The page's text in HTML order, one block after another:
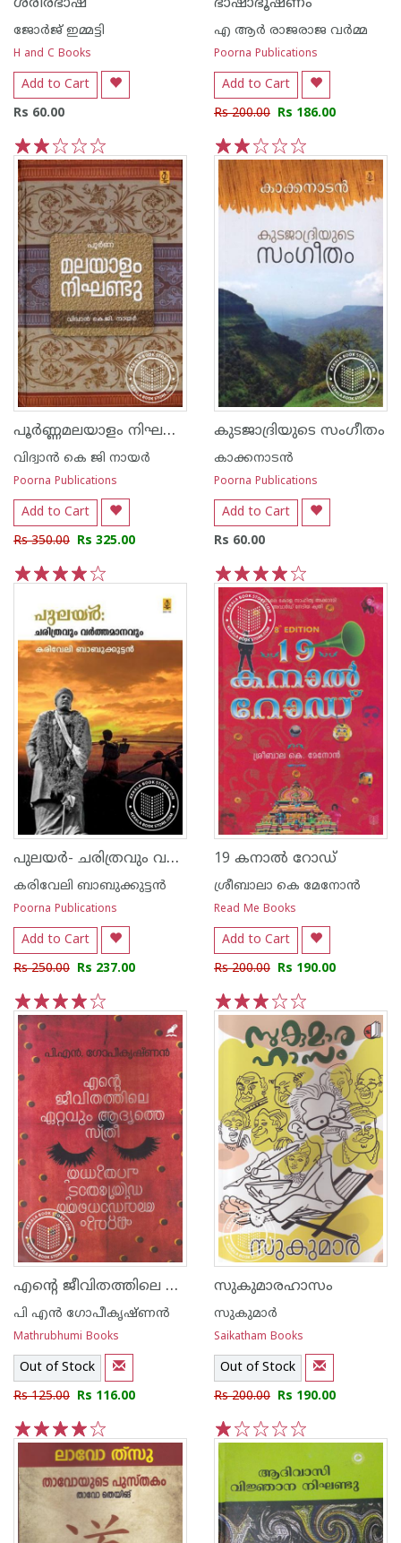
ശരീരഭാഷ
ജോര്‍ജ് ഇമ്മട്ടി
H and C Books
Add to Cart
Rs 60.00
5
4
3
2
1
ഭാഷാഭൂഷണം
എ ആര്‍ രാജരാജ വര്‍മ്മ
Poorna Publications
Add to Cart
Rs 200.00 Rs 186.00
5
4
3
2
1
പൂര്‍ണ്ണമലയാളം നിഘണ്ടു
വിദ്വാ‌ന്‍ കെ ജി നായര്‍
Poorna Publications
Add to Cart
Rs 350.00 Rs 325.00
കുടജാദ്രിയുടെ സംഗീതം
കാക്കനാടന്‍
Poorna Publications
Add to Cart
Rs 60.00
5
4
3
2
1
പുലയര്‍- ചരിത്രവും വര്‍ത്തമാനവും
കരിവേലി ബാബുക്കുട്ടന്‍
Poorna Publications
Add to Cart
Rs 250.00 Rs 237.00
5
4
3
2
1
19 കനാല്‍ റോഡ്
ശ്രീബാലാ കെ മേനോന്‍
Read Me Books
Add to Cart
Rs 200.00 Rs 190.00
5
4
3
2
1
എന്റെ ജീവിതത്തിലെ ഏറ്റവും ആദ്യത്തെ സ്ത്രീ ഏറ്റവും അവസാനത്തെ സ്ത്രീയോട് പറയുന്നത്
പി എന്‍ ഗോപീകൃഷ്ണന്‍
Mathrubhumi Books
Out of Stock
Rs 125.00 Rs 116.00
5
4
3
2
1
സുകുമാരഹാസം
സുകുമാര്‍
Saikatham Books
Out of Stock
Rs 200.00 Rs 190.00
5
4
3
2
1